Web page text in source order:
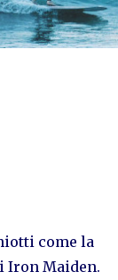
come la
Iron Maiden.